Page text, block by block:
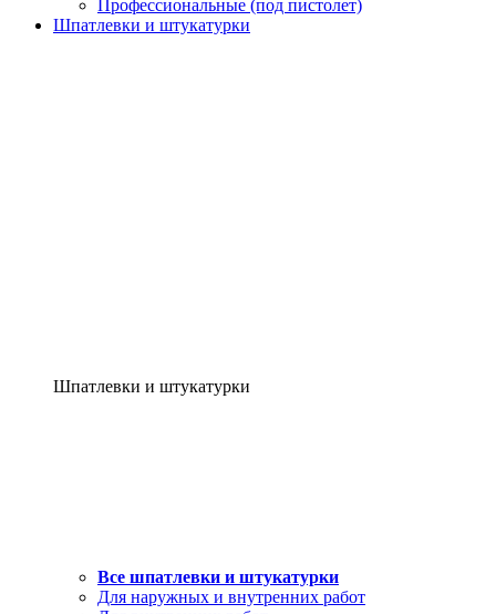
Профессиональные (под пистолет)
Шпатлевки и штукатурки
Шпатлевки и штукатурки
Все шпатлевки и штукатурки
Для наружных и внутренних работ